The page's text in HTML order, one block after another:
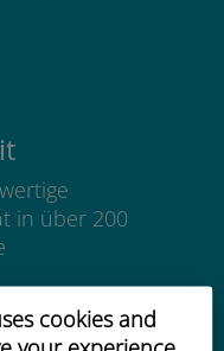
cookies and
in über 200